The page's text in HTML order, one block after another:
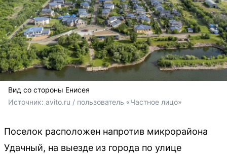
Вид со стороны Енисея
Источник: avito.ru / пользователь «Частное лицо»
Поселок расположен напротив микрорайона
Удачный, на выезде из города по улице